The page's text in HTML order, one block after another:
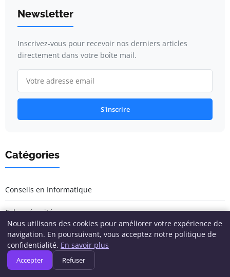
Newsletter
Inscrivez-vous pour recevoir nos derniers articles
directement dans votre boîte mail.
S'inscrire
Catégories
Conseils en Informatique
Cybersécurité
Développement & Programmation
Gadgets et Accessoires
Nous utilisons des cookies pour améliorer votre expérience de
navigation. En poursuivant, vous acceptez notre politique de
confidentialité. En savoir plus
Accepter Refuser